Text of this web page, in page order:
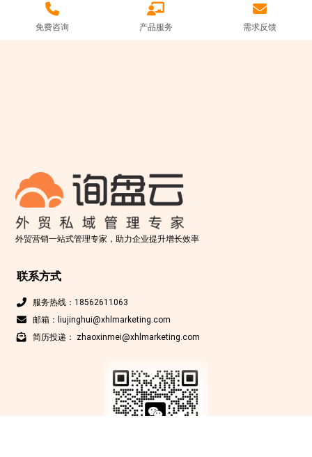
免费咨询 产品服务 需求反馈
外贸营销一站式管理专家，助力企业提升增长效率
联系方式
服务热线：18562611063
邮箱：liujinghui@xhlmarketing.com
简历投递： zhaoxinmei@xhlmarketing.com